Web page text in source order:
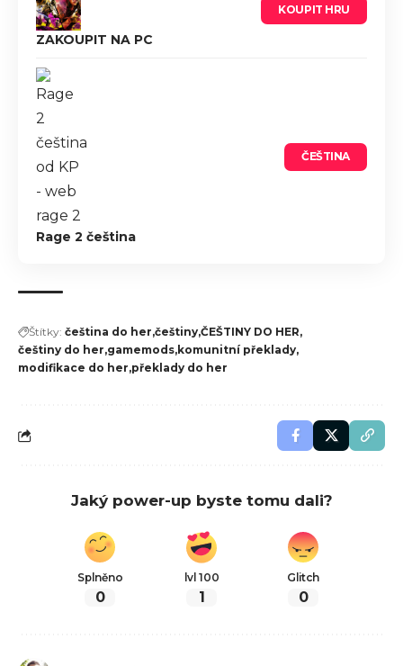
ZAKOUPIT NA PC
KOUPIT HRU
Rage 2 čeština
ČEŠTINA
Štítky: čeština do her češtiny ČEŠTINY DO HER
češtiny do her gamemods komunitní překlady
modifikace do her překlady do her
Jaký power-up byste tomu dali?
Splněno
0
lvl 100
1
Glitch
0